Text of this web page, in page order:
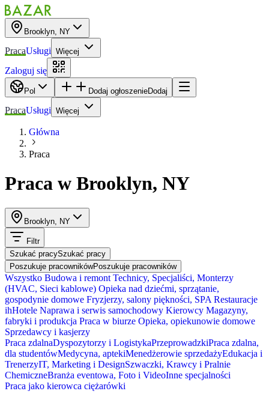
Brooklyn, NY
PracaUsługi Więcej
Zaloguj się
Pol Dodaj ogłoszenieDodaj
PracaUsługi Więcej
Główna
Praca
Praca w Brooklyn, NY
Brooklyn, NY
Filtr
Szukać pracySzukać pracy
Poszukuje pracownikówPoszukuje pracowników
Wszystko Budowa i remont Technicy, Specjaliści, Monterzy
(HVAC, Sieci kablowe) Opieka nad dziećmi, sprzątanie,
gospodynie domowe Fryzjerzy, salony piękności, SPA Restauracje
ihHotele Naprawa i serwis samochodowy Kierowcy Magazyny,
fabryki i produkcja Praca w biurze Opieka, opiekunowie domowe
Sprzedawcy i kasjerzy
Praca zdalnaDyspozytorzy i LogistykaPrzeprowadzkiPraca zdalna,
dla studentówMedycyna, aptekiMenedżerowie sprzedażyEdukacja i
TrenerzyIT, Marketing i DesignSzwaczki, Krawcy i Pralnie
ChemiczneBranża eventowa, Foto i VideoInne specjalności
Praca jako kierowca ciężarówki